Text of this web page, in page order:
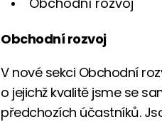
Obchodní rozvoj
V nové sekci Obchodní
o jejichž kvalitě jsme se
předchozích účastníků.